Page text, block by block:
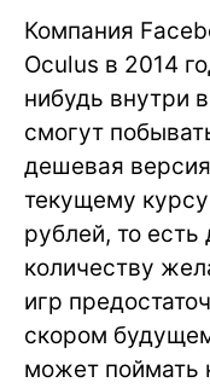
Компания
Oculus в 2014
нибудь внутри
смогут
дешевая
текущему
рублей, то
количеству
игр
скором
может поймать